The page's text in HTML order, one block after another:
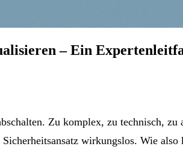
– Ein
Zu komplex, zu technisch,
wirkungslos. Wie